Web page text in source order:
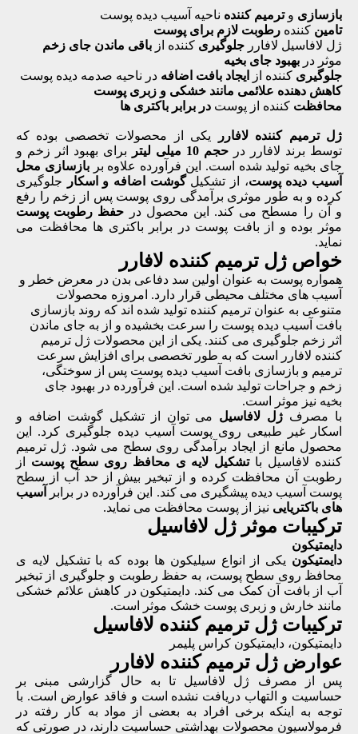
بازسازی وترمیم کننده ناحیه آسیب دیده پوست
تامین کننده رطوبت لازم برای پوست
ژل لافاسیل لافارر جلوگیری کننده از باقی ماندن جای زخم
موثر در بهبود جای بخیه
جلوگیری کننده از ایجاد بافت اضافه در ناحیه صدمه دیده پوست
کاهش دهنده علائمی مانند خشکی و زبری پوست
محافظت کننده از پوست در برابر باکتری ها
ژل ترمیم کننده لافارر
یکی از محصولات تخصصی بوده که
توسط برند لافارر در حجم 10 میلی لیتر
برای بهبود اثر زخم و
جای بخیه تولید شده است. این فرآورده علاوه بربازسازی محل
آسیب دیده پوست، از تشکیلگوشت اضافه و اسکار
جلوگیری
کرده و به طور موثری برآمدگی روی پوست پس از زخم را رفع
و آن را مسطح می کند. این محصول در حفظ رطوبت پوست
موثر بوده و از بافت پوست در برابر باکتری ها محافظت می
نماید.
خواص ژل ترمیم کننده لافارر
همواره پوست به عنوان اولین سد دفاعی بدن در معرض خطر و
آسیب های مختلف محیطی قرار دارد. امروزه محصولات
متنوعی به عنوان ترمیم کننده تولید شده اند که روند بازسازی
بافت آسیب دیده پوست را سرعت بخشیده و از به جای ماندن
اثر زخم جلوگیری می کنند. یکی از این محصولات ژل ترمیم
کننده لافارر است که به طور تخصصی برای افزایش سرعت
ترمیم و بازسازی بافت آسیب دیده پوست پس از سوختگی،
زخم و جراحات تولید شده است. این فرآورده در بهبود جای
بخیه نیز موثر است.
با مصرف ژل لافاسیل می توان از تشکیل گوشت اضافه و
اسکار غیر طبیعی روی پوست آسیب دیده جلوگیری کرد. این
محصول مانع از ایجاد برآمدگی روی سطح می شود. ژل ترمیم
کننده لافاسیل باتشکیل لایه ی محافظ روی سطح پوست از
رطوبت آن محافظت کرده و از تبخیر بیش از حد آب از سطح
پوست آسیب دیده پیشگیری می کند. این فرآورده در برابر
آسیب
های باکتریایی نیز از پوست محافظت می نماید.
ترکیبات موثر ژل لافاسیل
دایمتیکون
دایمتیکون یکی از انواع سیلیکون ها بوده که با تشکیل لایه ی
محافظ روی سطح پوست، به حفظ رطوبت و جلوگیری از تبخیر
آب از بافت آن کمک می کند. دایمتیکون در کاهش علائم خشکی
مانند خارش و زبری پوست خشک موثر است.
ترکیبات ژل ترمیم کننده لافاسیل
دایمتیکون، دایمتیکون کراس پلیمر
عوارض ژل ترمیم کننده لافارر
پس از مصرف ژل لافاسیل تا به حال گزارشی مبنی بر
حساسیت و التهاب دریافت نشده است و فاقد عوارض است. با
توجه به اینکه برخی افراد به بعضی از مواد به کار رفته در
فرمولاسیون محصولات بهداشتی حساسیت دارند، در صورتی که